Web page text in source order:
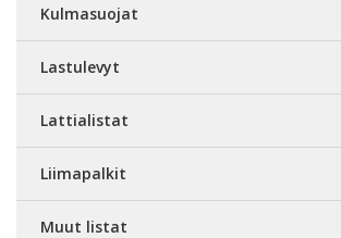
Kulmasuojat
Lastulevyt
Lattialistat
Liimapalkit
Muut listat